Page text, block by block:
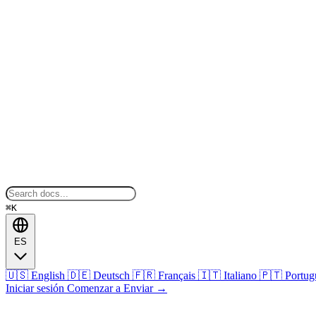
⌘K
ES
🇺🇸 English 🇩🇪 Deutsch 🇫🇷 Français 🇮🇹 Italiano 🇵🇹
Iniciar sesión Comenzar a Enviar →